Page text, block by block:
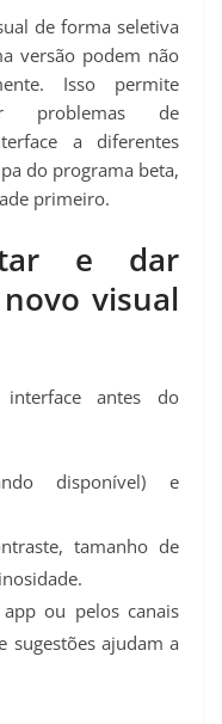
de forma seletiva
versão podem não
Isso permite
problemas de
a diferentes
do programa beta,
primeiro.
e dar
visual
antes do
disponível) e
tamanho de
ou pelos canais
ajudam a